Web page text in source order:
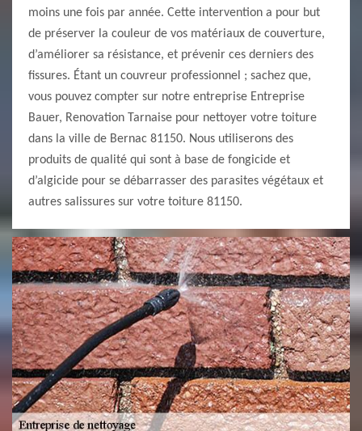
moins une fois par année. Cette intervention a pour but
de préserver la couleur de vos matériaux de couverture,
d’améliorer sa résistance, et prévenir ces derniers des
fissures. Étant un couvreur professionnel ; sachez que,
vous pouvez compter sur notre entreprise Entreprise
Bauer, Renovation Tarnaise pour nettoyer votre toiture
dans la ville de Bernac 81150. Nous utiliserons des
produits de qualité qui sont à base de fongicide et
d’algicide pour se débarrasser des parasites végétaux et
autres salissures sur votre toiture 81150.